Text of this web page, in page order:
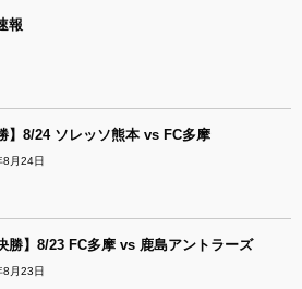
報
】8/24 ソレッソ熊本 vs FC多摩
月24日
勝】8/23 FC多摩 vs 鹿島アントラーズ
月23日